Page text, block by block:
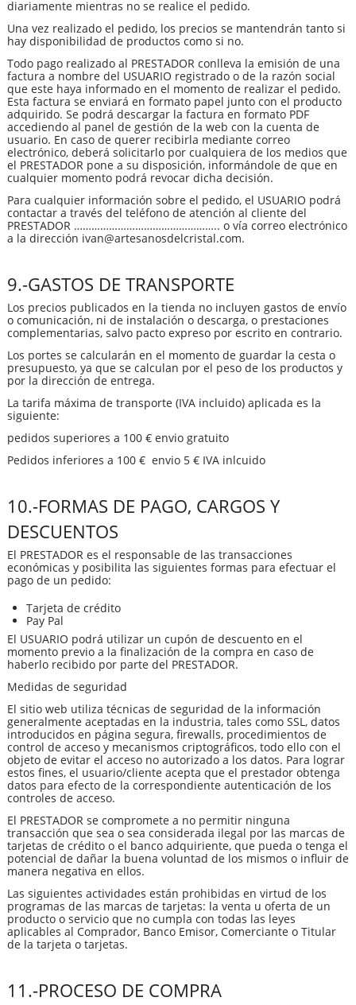
diariamente mientras no se realice el pedido.
Una vez realizado el pedido, los precios se mantendrán tanto si
hay disponibilidad de productos como si no.
Todo pago realizado al PRESTADOR conlleva la emisión de una
factura a nombre del USUARIO registrado o de la razón social
que este haya informado en el momento de realizar el pedido.
Esta factura se enviará en formato papel junto con el producto
adquirido. Se podrá descargar la factura en formato PDF
accediendo al panel de gestión de la web con la cuenta de
usuario. En caso de querer recibirla mediante correo
electrónico, deberá solicitarlo por cualquiera de los medios que
el PRESTADOR pone a su disposición, informándole de que en
cualquier momento podrá revocar dicha decisión.
Para cualquier información sobre el pedido, el USUARIO podrá
contactar a través del teléfono de atención al cliente del
PRESTADOR ………………………………………….. o vía correo electrónico
a la dirección ivan@artesanosdelcristal.com.
9.-GASTOS DE TRANSPORTE
Los precios publicados en la tienda no incluyen gastos de envío
o comunicación, ni de instalación o descarga, o prestaciones
complementarias, salvo pacto expreso por escrito en contrario.
Los portes se calcularán en el momento de guardar la cesta o
presupuesto, ya que se calculan por el peso de los productos y
por la dirección de entrega.
La tarifa máxima de transporte (IVA incluido) aplicada es la
siguiente:
pedidos superiores a 100 € envio gratuito
Pedidos inferiores a 100 € envio 5 € IVA inlcuido
10.-FORMAS DE PAGO, CARGOS Y
DESCUENTOS
El PRESTADOR es el responsable de las transacciones
económicas y posibilita las siguientes formas para efectuar el
pago de un pedido:
Tarjeta de crédito
Pay Pal
El USUARIO podrá utilizar un cupón de descuento en el
momento previo a la finalización de la compra en caso de
haberlo recibido por parte del PRESTADOR.
Medidas de seguridad
El sitio web utiliza técnicas de seguridad de la información
generalmente aceptadas en la industria, tales como SSL, datos
introducidos en página segura, firewalls, procedimientos de
control de acceso y mecanismos criptográficos, todo ello con el
objeto de evitar el acceso no autorizado a los datos. Para lograr
estos fines, el usuario/cliente acepta que el prestador obtenga
datos para efecto de la correspondiente autenticación de los
controles de acceso.
El PRESTADOR se compromete a no permitir ninguna
transacción que sea o sea considerada ilegal por las marcas de
tarjetas de crédito o el banco adquiriente, que pueda o tenga el
potencial de dañar la buena voluntad de los mismos o influir de
manera negativa en ellos.
Las siguientes actividades están prohibidas en virtud de los
programas de las marcas de tarjetas: la venta u oferta de un
producto o servicio que no cumpla con todas las leyes
aplicables al Comprador, Banco Emisor, Comerciante o Titular
de la tarjeta o tarjetas.
11.-PROCESO DE COMPRA